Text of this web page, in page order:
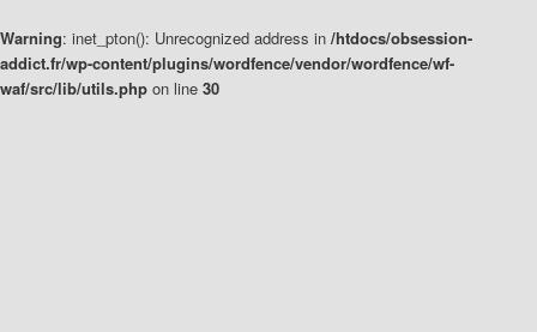
Warning: inet_pton(): Unrecognized address in /htdocs/obsession-
addict.fr/wp-content/plugins/wordfence/vendor/wordfence/wf-
waf/src/lib/utils.php on line 30